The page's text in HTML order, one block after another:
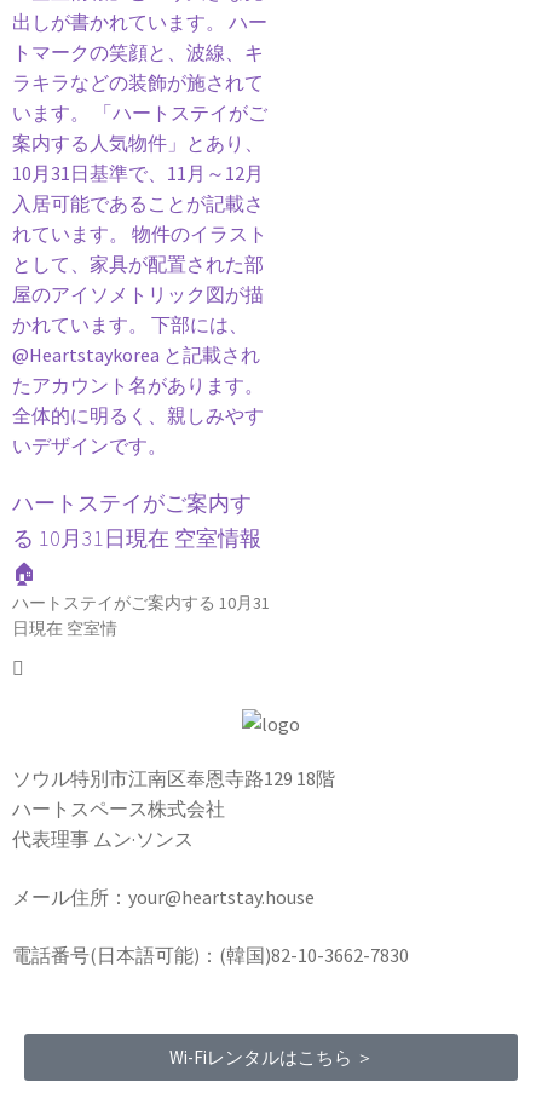
ハートステイがご案内す
る 10月31日現在 空室情報
🏠
ハートステイがご案内する 10月31
日現在 空室情
ソウル特別市江南区奉恩寺路129 18階
ハートスペース株式会社
代表理事 ムン·ソンス
メール住所：your@heartstay.house
電話番号(日本語可能)：(韓国)82-10-3662-7830
Wi-Fiレンタルはこちら ＞